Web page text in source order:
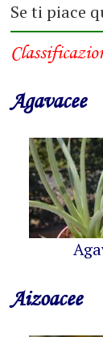
Se ti piace
Agavacee
Aizoacee